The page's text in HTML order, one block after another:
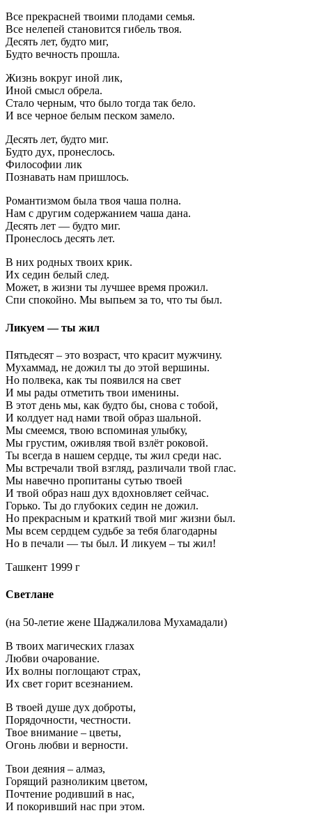
Все прекрасней твоими плодами семья.
Все нелепей становится гибель твоя.
Десять лет, будто миг,
Будто вечность прошла.
Жизнь вокруг иной лик,
Иной смысл обрела.
Стало черным, что было тогда так бело.
И все черное белым песком замело.
Десять лет, будто миг.
Будто дух, пронеслось.
Философии лик
Познавать нам пришлось.
Романтизмом была твоя чаша полна.
Нам с другим содержанием чаша дана.
Десять лет — будто миг.
Пронеслось десять лет.
В них родных твоих крик.
Их седин белый след.
Может, в жизни ты лучшее время прожил.
Спи спокойно. Мы выпьем за то, что ты был.
Ликуем — ты жил
Пятьдесят – это возраст, что красит мужчину.
Мухаммад, не дожил ты до этой вершины.
Но полвека, как ты появился на свет
И мы рады отметить твои именины.
В этот день мы, как будто бы, снова с тобой,
И колдует над нами твой образ шальной.
Мы смеемся, твою вспоминая улыбку,
Мы грустим, оживляя твой взлёт роковой.
Ты всегда в нашем сердце, ты жил среди нас.
Мы встречали твой взгляд, различали твой глас.
Мы навечно пропитаны сутью твоей
И твой образ наш дух вдохновляет сейчас.
Горько. Ты до глубоких седин не дожил.
Но прекрасным и краткий твой миг жизни был.
Мы всем сердцем судьбе за тебя благодарны
Но в печали — ты был. И ликуем – ты жил!
Ташкент 1999 г
Светлане
(на 50-летие жене Шаджалилова Мухамадали)
В твоих магических глазах
Любви очарование.
Их волны поглощают страх,
Их свет горит всезнанием.
В твоей душе дух доброты,
Порядочности, честности.
Твое внимание – цветы,
Огонь любви и верности.
Твои деяния – алмаз,
Горящий разноликим цветом,
Почтение родивший в нас,
И покоривший нас при этом.